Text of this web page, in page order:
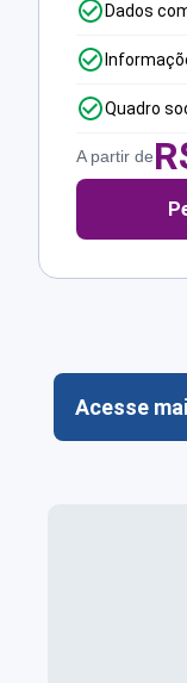
Dados
Quadro
A partir de
Acesse